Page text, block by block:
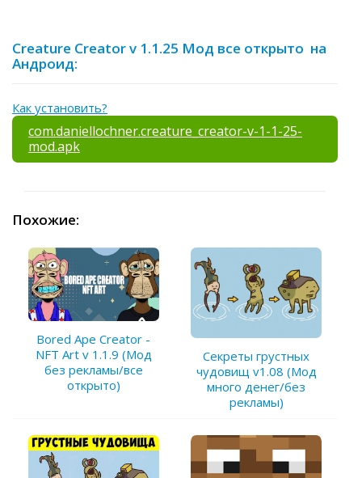
Creature Creator v 1.1.25 Мод все открыто на
Андроид:
Как установить?
com.daniellochner.creature_creator-v-1-1-25-
mod.apk
Похожие:
Bored Ape Creator -
NFT Art v 1.1.9 (Мод
без рекламы/все
открыто)
Секреты грустных
чудовищ v1.08 (Мод
много денег/без
рекламы)